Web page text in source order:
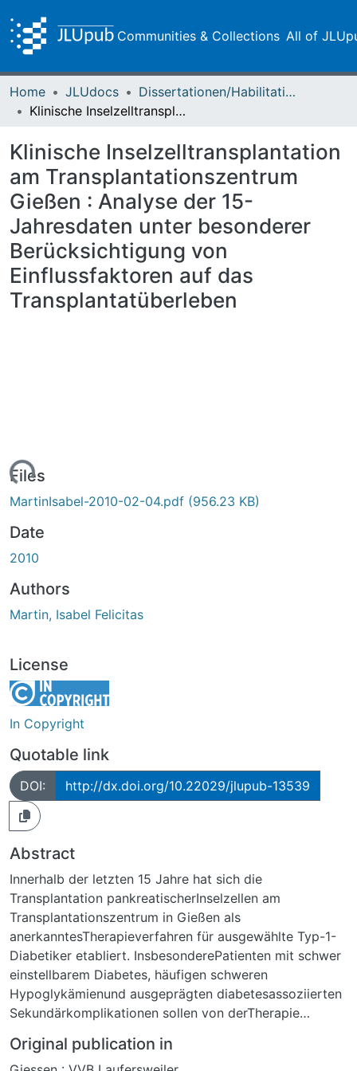
Communities & Collections All of
Home JLUdocs
Dissertationen/Habilitationen
Klinische Inselzelltransplantation am Transplantationszentrum Gießen : Analyse der 15-Jahresdaten unter besonderer Berücksichtigung von Einflussfaktoren auf das Transplantatüberleben
Klinische Inselzelltransplantation
am Transplantationszentrum
Gießen : Analyse der 15-
Jahresdaten unter besonderer
Berücksichtigung von
Einflussfaktoren auf das
Transplantatüberleben
Files
MartinIsabel-2010-02-04.pdf (956.23 KB)
Date
2010
Authors
Martin, Isabel Felicitas
License
In Copyright
Quotable link
DOI: http://dx.doi.org/10.22029/jlupub-13539
Abstract
Innerhalb der letzten 15 Jahre hat sich die
Transplantation pankreatischerInselzellen am
Transplantationszentrum in Gießen als
anerkanntesTherapieverfahren für ausgewählte Typ-1-
Diabetiker etabliert. InsbesonderePatienten mit schwer
einstellbarem Diabetes, häufigen schweren
Hypoglykämienund ausgeprägten diabetesassoziierten
Sekundärkomplikationen sollen von derTherapie
ausgefallenenInselapparates können eine normnahe
Original publication in